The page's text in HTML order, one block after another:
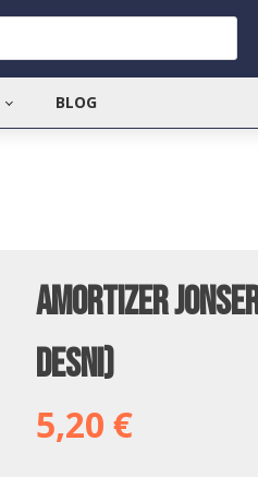
BLOG
Amortizer
desni)
5,20 €